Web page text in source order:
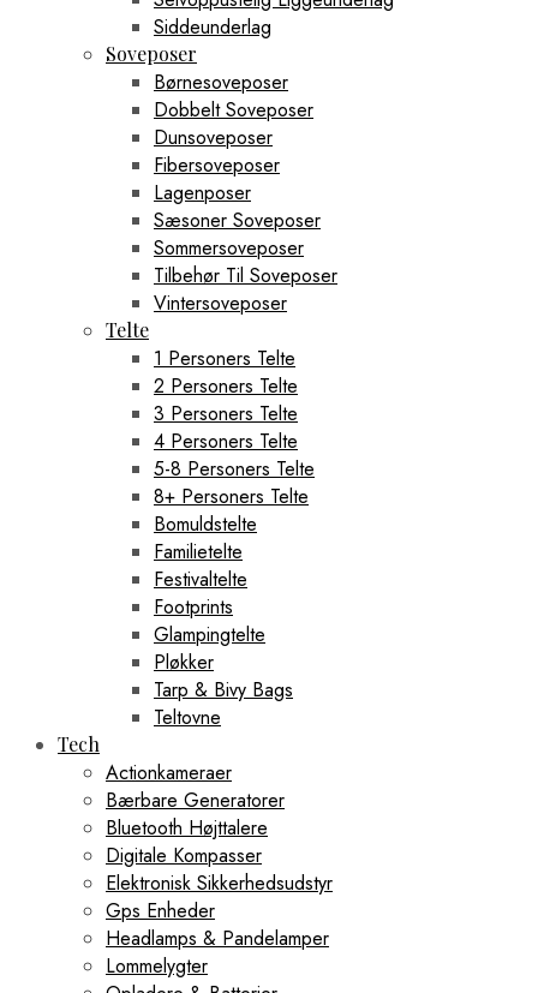
Siddeunderlag
Soveposer
Børnesoveposer
Dobbelt Soveposer
Dunsoveposer
Fibersoveposer
Lagenposer
Sæsoner Soveposer
Sommersoveposer
Tilbehør Til Soveposer
Vintersoveposer
Telte
1 Personers Telte
2 Personers Telte
3 Personers Telte
4 Personers Telte
5-8 Personers Telte
8+ Personers Telte
Bomuldstelte
Familietelte
Festivaltelte
Footprints
Glampingtelte
Pløkker
Tarp & Bivy Bags
Teltovne
Tech
Actionkameraer
Bærbare Generatorer
Bluetooth Højttalere
Digitale Kompasser
Elektronisk Sikkerhedsudstyr
Gps Enheder
Headlamps & Pandelamper
Lommelygter